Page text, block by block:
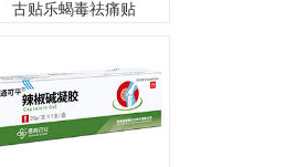
古贴乐蝎毒祛痛贴